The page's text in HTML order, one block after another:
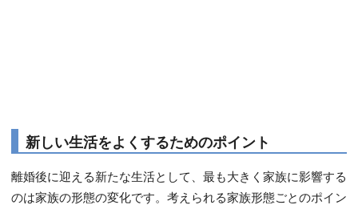
新しい生活をよくするためのポイント
離婚後に迎える新たな生活として、最も大きく家族に影響する
のは家族の形態の変化です。考えられる家族形態ごとのポイン